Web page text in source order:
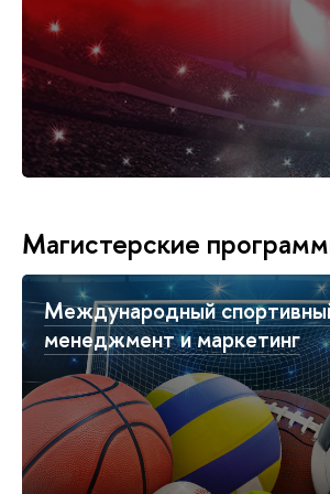
Магистерские
Международный
менеджмент и маркетинг